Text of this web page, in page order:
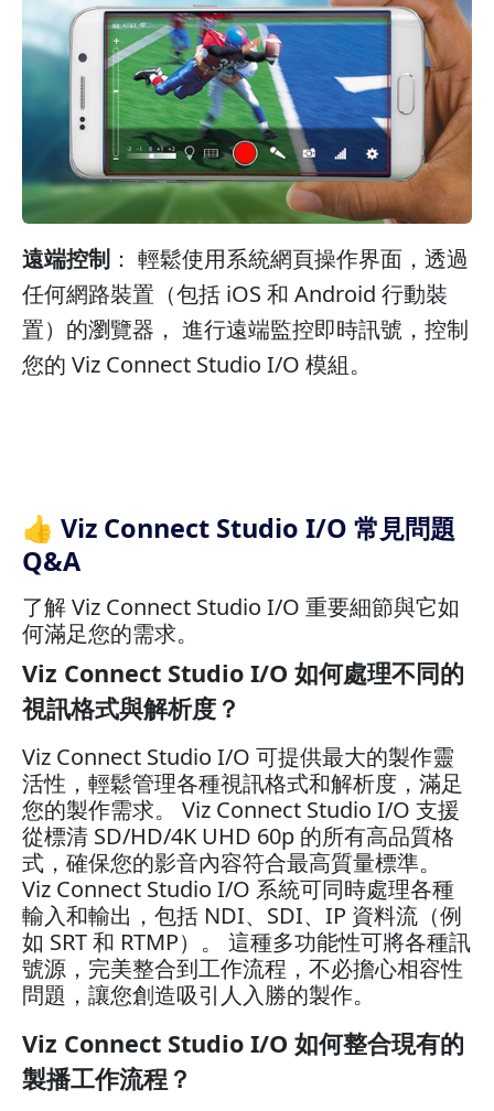
遠端控制 ： 輕鬆使用系統網頁操作界面，透過
任何網路裝置（包括 iOS 和 Android 行動裝
置）的瀏覽器， 進行遠端監控即時訊號，控制
您的 Viz Connect Studio I/O 模組。
👍 Viz Connect Studio I/O 常見問題
Q&A
了解 Viz Connect Studio I/O 重要細節與它如
何滿足您的需求。
Viz Connect Studio I/O 如何處理不同的
視訊格式與解析度？
Viz Connect Studio I/O 可提供最大的製作靈
活性，輕鬆管理各種視訊格式和解析度，滿足
您的製作需求。 Viz Connect Studio I/O 支援
從標清 SD/HD/4K UHD 60p 的所有高品質格
式，確保您的影音內容符合最高質量標準。
Viz Connect Studio I/O 系統可同時處理各種
輸入和輸出，包括 NDI、SDI、IP 資料流（例
如 SRT 和 RTMP）。 這種多功能性可將各種訊
號源，完美整合到工作流程，不必擔心相容性
問題，讓您創造吸引人入勝的製作。
Viz Connect Studio I/O 如何整合現有的
製播工作流程？